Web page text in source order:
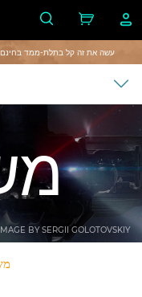
עשה את זה קל בתלת-ממד
BY SERGII GOLOTOVSKIY